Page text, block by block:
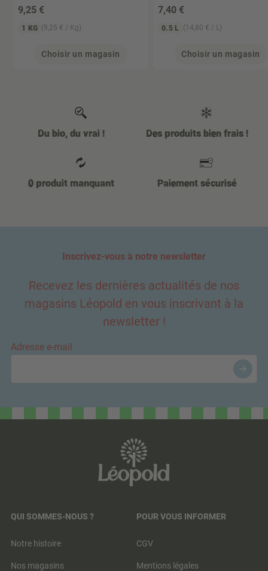
9,25 €
1 KG (9,25 € / Kg)
Choisir un magasin
7,40 €
0.5 L (14,80 € / L)
Choisir un magasin
Du bio, du vrai ! Des produits bien frais !
0 produit manquant Paiement sécurisé
Inscrivez-vous à notre newsletter
Recevez les dernières actualités de nos
magasins Léopold en vous inscrivant à la
newsletter !
Adresse e-mail
QUI SOMMES-NOUS ?
Notre histoire
Nos magasins
POUR VOUS INFORMER
CGV
Mentions légales